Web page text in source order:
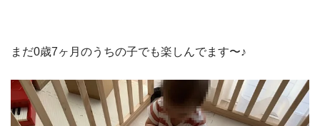
まだ0歳7ヶ月のうちの子でも楽しんでます〜♪